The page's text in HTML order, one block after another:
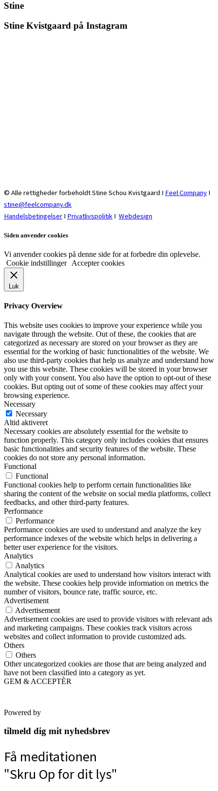
Stine
Stine Kvistgaard på Instagram
© Alle rettigheder forbeholdt Stine Schou Kvistgaard I Feel Company I
stine@feelcompany.dk
Handelsbetingelser I Privatlivspolitik I Webdesign
Siden anvender cookies
Vi anvender cookies på denne side for at forbedre din oplevelse.
Cookie indstillinger
Accepter cookies
Luk
Privacy Overview
This website uses cookies to improve your experience while you
navigate through the website. Out of these, the cookies that are
categorized as necessary are stored on your browser as they are
essential for the working of basic functionalities of the website. We
also use third-party cookies that help us analyze and understand how
you use this website. These cookies will be stored in your browser
only with your consent. You also have the option to opt-out of these
cookies. But opting out of some of these cookies may affect your
browsing experience.
Necessary
Necessary
Altid aktiveret
Necessary cookies are absolutely essential for the website to
function properly. This category only includes cookies that ensures
basic functionalities and security features of the website. These
cookies do not store any personal information.
Functional
Functional
Functional cookies help to perform certain functionalities like
sharing the content of the website on social media platforms, collect
feedbacks, and other third-party features.
Performance
Performance
Performance cookies are used to understand and analyze the key
performance indexes of the website which helps in delivering a
better user experience for the visitors.
Analytics
Analytics
Analytical cookies are used to understand how visitors interact with
the website. These cookies help provide information on metrics the
number of visitors, bounce rate, traffic source, etc.
Advertisement
Advertisement
Advertisement cookies are used to provide visitors with relevant ads
and marketing campaigns. These cookies track visitors across
websites and collect information to provide customized ads.
Others
Others
Other uncategorized cookies are those that are being analyzed and
have not been classified into a category as yet.
GEM & ACCEPTÈR
Powered by
tilmeld dig mit nyhedsbrev
Få meditationen
"Skru Op for dit lys"